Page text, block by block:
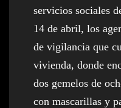
servicios sociales
14 de abril, los
de vigilancia que
vivienda, donde
dos gemelos de
con mascarillas y